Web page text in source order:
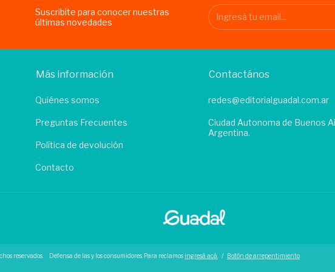
Suscribite para conocer nuestras
últimas novedades
Más información
Quiénes somos
Preguntas Frecuentes
Política de devolución
Contacto
Contactános
redes@editorialguadal.com.ar
Ciudad Autonoma de Buenos
Argentina.
reservados. Defensa de las y los consumidores. Para reclamos ingresá acá. / Botón de arrepentimiento